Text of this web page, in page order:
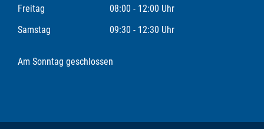
Freitag
08:00 - 12:00 Uhr
Samstag
09:30 - 12:30 Uhr
Am Sonntag geschlossen